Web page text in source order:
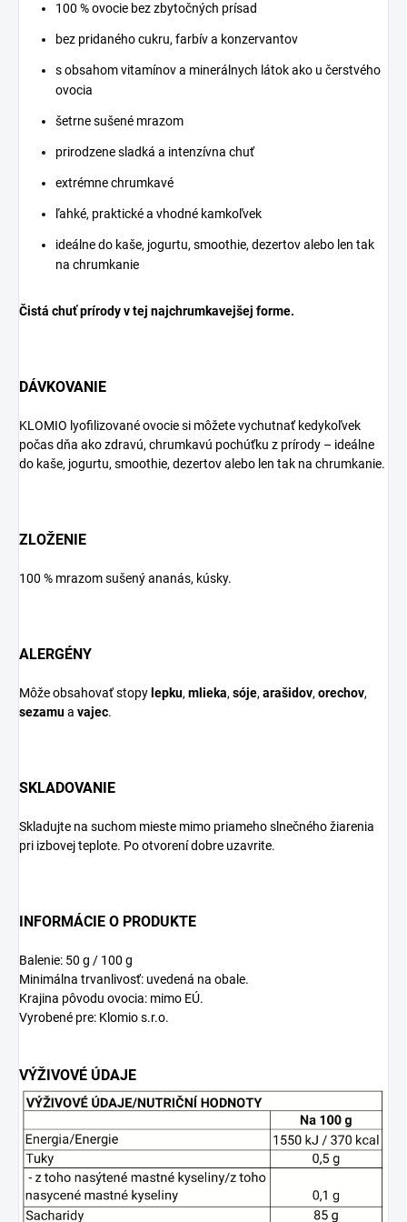
100 % ovocie bez zbytočných prísad
bez pridaného cukru, farbív a konzervantov
s obsahom vitamínov a minerálnych látok ako u čerstvého
ovocia
šetrne sušené mrazom
prirodzene sladká a intenzívna chuť
extrémne chrumkavé
ľahké, praktické a vhodné kamkoľvek
ideálne do kaše, jogurtu, smoothie, dezertov alebo len tak
na chrumkanie
Čistá chuť prírody v tej najchrumkavejšej forme.
DÁVKOVANIE
KLOMIO lyofilizované ovocie si môžete vychutnať kedykoľvek
počas dňa ako zdravú, chrumkavú pochúťku z prírody – ideálne
do kaše, jogurtu, smoothie, dezertov alebo len tak na chrumkanie.
ZLOŽENIE
100 % mrazom sušený ananás, kúsky.
ALERGÉNY
Môže obsahovať stopy lepku,mlieka,sóje,arašidov,orechov,
sezamua vajec.
SKLADOVANIE
Skladujte na suchom mieste mimo priameho slnečného žiarenia
pri izbovej teplote. Po otvorení dobre uzavrite.
INFORMÁCIE O PRODUKTE
Balenie: 50 g / 100 g
Minimálna trvanlivosť: uvedená na obale.
Krajina pôvodu ovocia: mimo EÚ.
Vyrobené pre: Klomio s.r.o.
VÝŽIVOVÉ ÚDAJE